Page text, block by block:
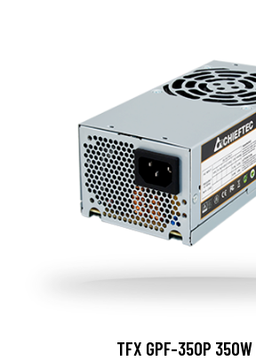
TFX GPF-350P 350W